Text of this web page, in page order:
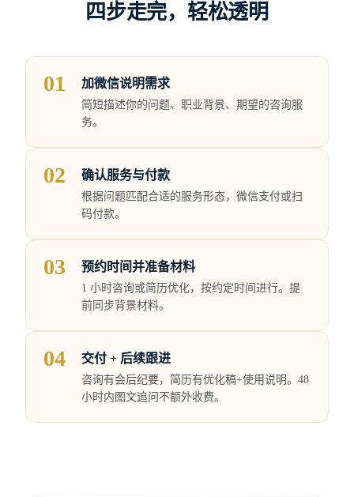
四步走完，轻松透明
01 加微信说明需求
简短描述你的问题、职业背景、期望的咨询服
务。
02 确认服务与付款
根据问题匹配合适的服务形态，微信支付或扫
码付款。
03 预约时间并准备材料
1 小时咨询或简历优化，按约定时间进行。提
前同步背景材料。
04 交付 + 后续跟进
咨询有会后纪要，简历有优化稿+使用说明。48
小时内图文追问不额外收费。